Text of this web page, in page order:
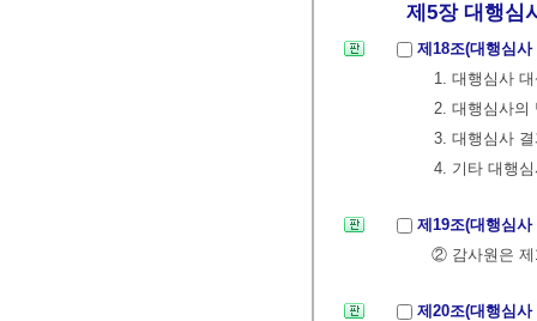
제5장 대행심
제18조(대행심
1. 대행심사
2. 대행심사의
3. 대행심사
4. 기타 대행
제19조(대행심
② 감사원은 제
제20조(대행심